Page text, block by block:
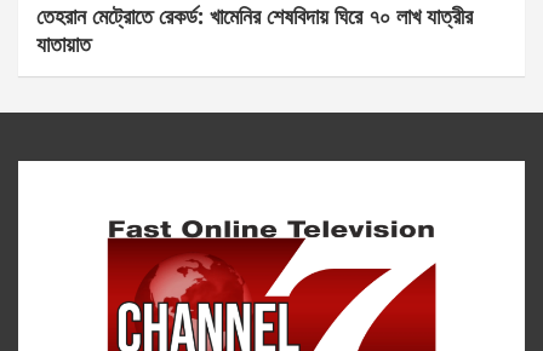
তেহরান মেট্রোতে রেকর্ড: খামেনির শেষবিদায় ঘিরে ৭০ লাখ যাত্রীর
যাতায়াত